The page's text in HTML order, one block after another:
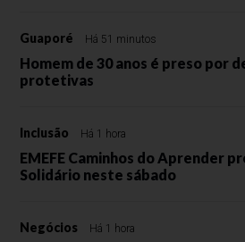
Guaporé Há 51 minutos
Homem de 30 anos é preso por
protetivas
Inclusão Há 1 hora
EMEFE Caminhos do Aprender
Solidário neste sábado
Negócios Há 1 hora